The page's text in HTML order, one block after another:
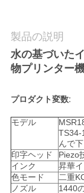
合
わ
せ
ニ
ー
製品の説明
水の基づいた
物プリンター
プロダクト変数:
モデル
TS34-
んで下
印字ヘッド
Piezo
インク
昇華
色モード
二重
ノズル
1440